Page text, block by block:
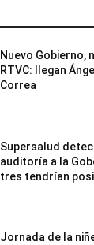
Nuevo Gobierno,
RTVC: llegan
Correa
Supersalud
auditoría a la
tres tendrían
Jornada de la